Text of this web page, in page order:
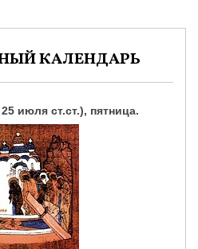
КАЛЕНДАРЬ
25 июля ст.ст.), пятница.